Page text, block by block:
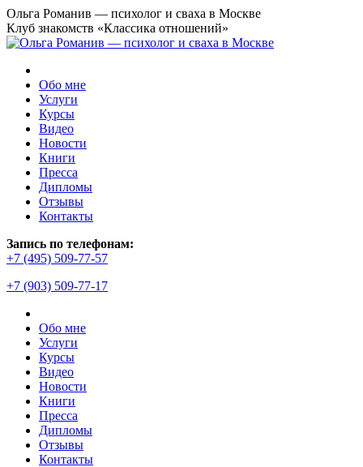
Перейти
к
содержанию
Ольга Романив — психолог и сваха в Москве
Клуб знакомств «Классика отношений»
Обо мне
Услуги
Курсы
Видео
Новости
Книги
Пресса
Дипломы
Отзывы
Контакты
Запись по телефонам:
+7 (495) 509-77-57
+7 (903) 509-77-17
Обо мне
Услуги
Курсы
Видео
Новости
Книги
Пресса
Дипломы
Отзывы
Контакты